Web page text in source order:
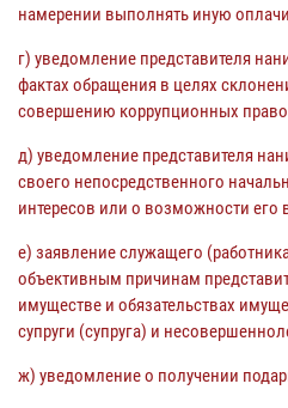
намерении выполнять иную
г) уведомление представителя
фактах обращения в целях
совершению коррупционных
д) уведомление представителя
своего непосредственного
интересов или о возможности его
е) заявление служащего
объективным причинам
имуществе и обязательствах
супруги (супруга) и
ж) уведомление о получении